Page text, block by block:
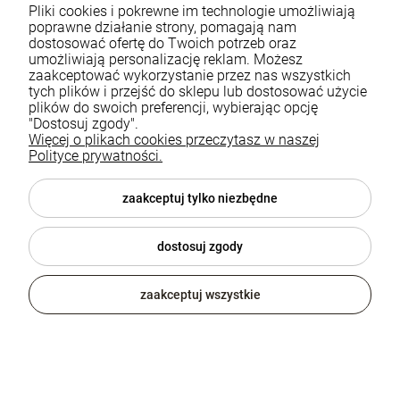
estetyk daje wyjątkowy efekt – elegancki, ale nienachalny, prosty,
ale pełen charakteru.
Styl vintage a meble loftowe – dlaczego się tak świetnie
uzupełniają?
W świecie aranżacji wnętrz istnieje wiele inspiracji, ale jednym z
elementami w stylu vintage. Dlaczego to połączenie sprawdza się
doskonale?
Styl vintage to hołd dla przeszłości – pełen uroku, nostalgii i
niepowtarzalnych detali. Charakteryzuje się obecnością mebli i
dodatków stylizowanych na przedmioty z minionych dekad lub
Pliki cookies i pokrewne im technologie umożliwiają
poprawne działanie strony, pomagają nam
dostosować ofertę do Twoich potrzeb oraz
umożliwiają personalizację reklam. Możesz
zaakceptować wykorzystanie przez nas wszystkich
tych plików i przejść do sklepu lub dostosować użycie
plików do swoich preferencji, wybierając opcję
"Dostosuj zgody".
Więcej o plikach cookies przeczytasz w naszej
Polityce prywatności.
zaakceptuj tylko niezbędne
dostosuj zgody
zaakceptuj wszystkie